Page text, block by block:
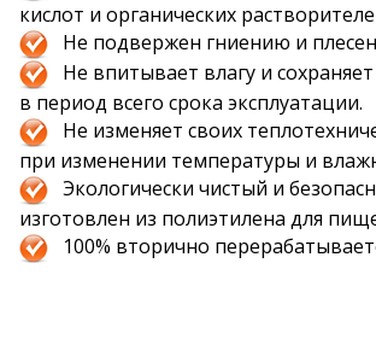
кислот и органических
Не подвержен гниению и
Не впитывает влагу и
в период всего срока эксплуатации.
Не изменяет своих
при изменении температуры и
Экологически чистый и
изготовлен из полиэтилена для
100% вторично